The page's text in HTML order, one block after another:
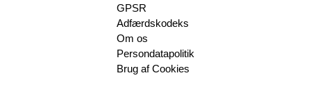
GPSR
Adfærdskodeks
Om os
Persondatapolitik
Brug af Cookies